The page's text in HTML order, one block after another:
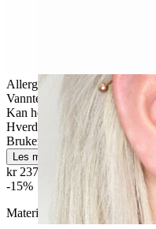
Allergivennlig
Vanntett
Kan holde livet ut
Hverdagsbruk
Brukervennligt
Les mer
kr 237,15
kr 279,00
-15%
Materiale:
Titan